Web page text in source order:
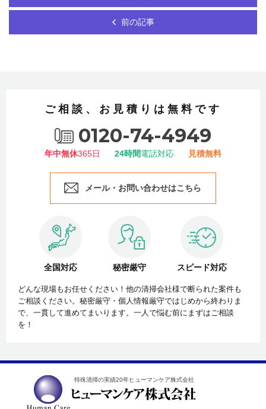
前の記事
ご相談、お見積りは無料です
0120-74-4949
年中無休365日 24時間電話対応 見積無料
メール・お問い合わせはこちら
全国対応 秘密厳守 スピード対応
どんな現場もお任せください！他の清掃会社様で断られた案件も
ご相談ください。秘密厳守・個人情報厳守ではじめから終わりま
で、一貫して進めてまいります。一人で悩む前にまずはご相談
を！
特殊清掃の実績20年ヒューマンケア株式会社